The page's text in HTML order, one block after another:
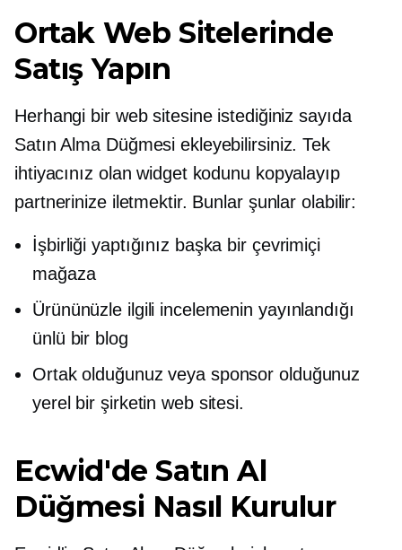
Ortak Web Sitelerinde
Satış Yapın
Herhangi bir web sitesine istediğiniz sayıda
Satın Alma Düğmesi ekleyebilirsiniz. Tek
ihtiyacınız olan widget kodunu kopyalayıp
partnerinize iletmektir. Bunlar şunlar olabilir:
İşbirliği yaptığınız başka bir çevrimiçi
mağaza
Ürününüzle ilgili incelemenin yayınlandığı
ünlü bir blog
Ortak olduğunuz veya sponsor olduğunuz
yerel bir şirketin web sitesi.
Ecwid'de Satın Al
Düğmesi Nasıl Kurulur